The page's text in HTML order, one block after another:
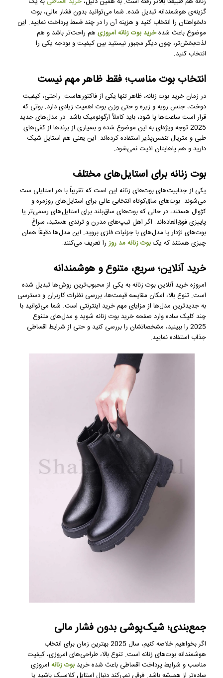
گزینه‌ی هوشمندانه تبدیل شده. شما می‌توانید بدون فشار مالی، بوت
دلخواهتان را انتخاب کنید و هزینه آن را در چند قسط پرداخت نمایید. این
موضوع باعث شدهخرید بوت زنانه امروزیهم راحت‌تر باشد و هم
لذت‌بخش‌تر، چون دیگر مجبور نیستید بین کیفیت و بودجه یکی را
انتخاب کنید.
انتخاب بوت مناسب؛ فقط ظاهر مهم نیست
در زمان خرید بوت زنانه، ظاهر تنها یکی از فاکتورهاست. راحتی، کیفیت
دوخت، جنس رویه و زیره و حتی وزن بوت اهمیت زیادی دارد. بوتی که
قرار است ساعت‌ها پا شود، باید کاملاً ارگونومیک باشد. در مدل‌های جدید
2025 توجه ویژه‌ای به این موضوع شده و بسیاری از برندها از کفی‌های
طبی و متریال تنفس‌پذیر استفاده کرده‌اند. این یعنی هم استایل شیک
دارید و هم پاهایتان اذیت نمی‌شود.
بوت زنانه برای استایل‌های مختلف
یکی از جذابیت‌های بوت‌های زنانه این است که تقریباً با هر استایلی ست
می‌شوند. بوت‌های ساق‌کوتاه انتخابی عالی برای استایل‌های روزمره و
کژوال هستند، در حالی که بوت‌های ساق‌بلند برای استایل‌های رسمی‌تر یا
پاییزی فوق‌العاده‌اند. اگر اهل تیپ‌های مدرن و ترندی هستید، سراغ
بوت‌های لژدار یا مدل‌های با جزئیات فلزی بروید. این مدل‌ها دقیقاً همان
چیزی هستند که یکبوت زنانه مد روزرا تعریف می‌کنند.
خرید آنلاین؛ سریع، متنوع و هوشمندانه
امروزه خرید آنلاین بوت زنانه به یکی از محبوب‌ترین روش‌ها تبدیل شده
است. تنوع بالا، امکان مقایسه قیمت‌ها، بررسی نظرات کاربران و دسترسی
به جدیدترین مدل‌ها از مزایای مهم خرید اینترنتی است. شما می‌توانید با
چند کلیک ساده وارد صفحه خرید بوت زنانه شوید و مدل‌های متنوع
2025 را ببینید، مشخصاتشان را بررسی کنید و حتی از شرایط اقساطی
جذاب استفاده نمایید.
جمع‌بندی؛ شیک‌پوشی بدون فشار مالی
اگر بخواهیم خلاصه کنیم، سال 2025 بهترین زمان برای انتخاب
هوشمندانه بوت‌های زنانه است. تنوع بالا، طراحی‌های امروزی، کیفیت
مناسب و شرایط پرداخت اقساطی باعث شده خرید بوت زنانهامروزی
ساده‌تر از همیشه باشد. فرقی نمی‌کند دنبال استایل کلاسیک باشید یا